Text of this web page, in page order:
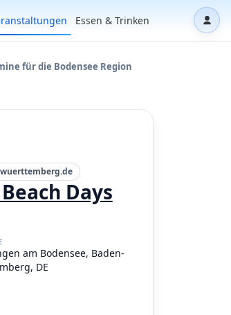
Essen & Trinken
für die Bodensee Region
Days
am Bodensee, Baden-
DE